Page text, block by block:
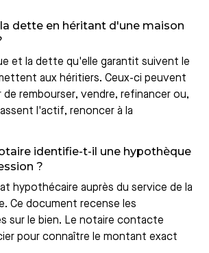
dette en héritant d'une maison
et la dette qu'elle garantit suivent le
aux héritiers. Ceux-ci peuvent
rembourser, vendre, refinancer ou,
l'actif, renoncer à la
identifie-t-il une hypothèque
?
hypothécaire auprès du service de la
Ce document recense les
sur le bien. Le notaire contacte
pour connaître le montant exact